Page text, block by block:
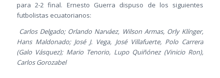
para 2-2 final. Ernesto Guerra dispuso de los siguientes
futbolistas ecuatorianos:
Carlos Delgado; Orlando Narváez, Wilson Armas, Orly Klínger,
Hans Maldonado; José J. Vega, José Villafuerte, Polo Carrera
(Galo Vásquez); Mario Tenorio, Lupo Quiñónez (Vinicio Ron),
Carlos Gorozabel